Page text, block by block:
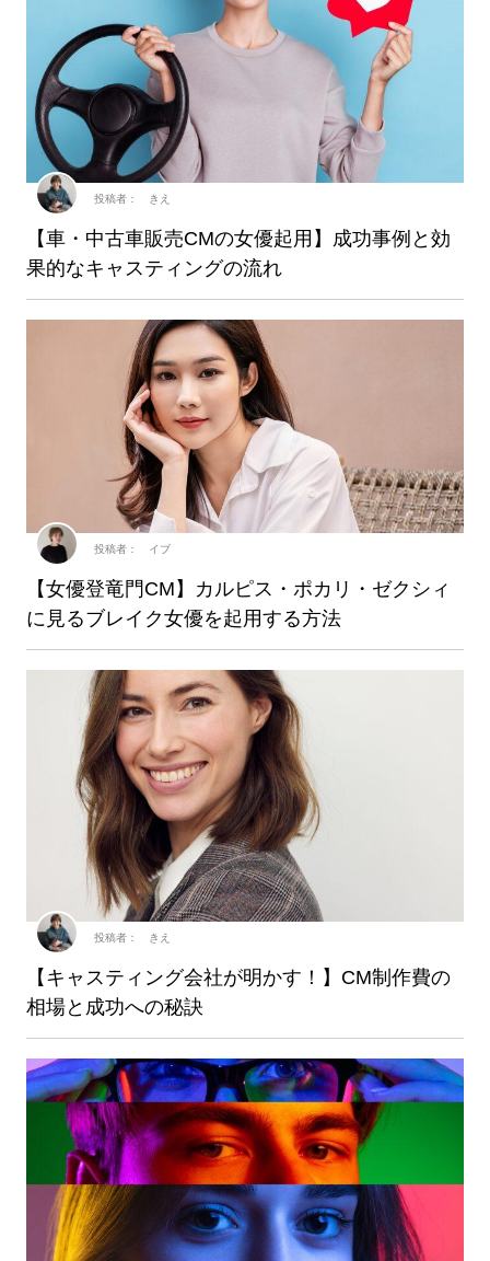
【車・中古車販売CMの女優起用】成功事例と効
果的なキャスティングの流れ
投稿者： きえ
【女優登竜門CM】カルピス・ポカリ・ゼクシィ
に見るブレイク女優を起用する方法
投稿者： イブ
【キャスティング会社が明かす！】CM制作費の
相場と成功への秘訣
投稿者： きえ